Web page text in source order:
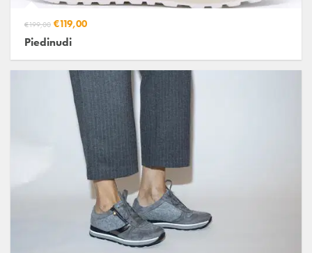
€199,00 €119,00
Piedinudi